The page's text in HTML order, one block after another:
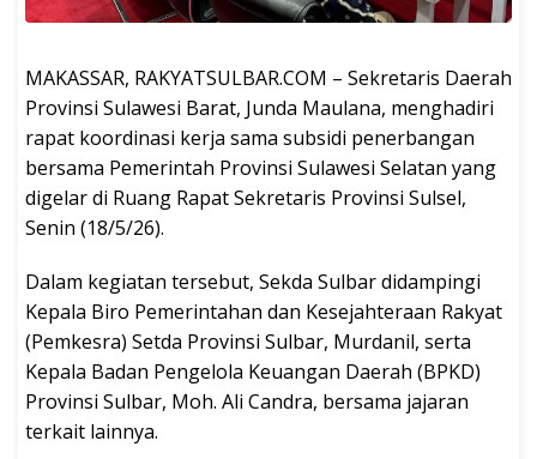
MAKASSAR, RAKYATSULBAR.COM – Sekretaris Daerah
Provinsi Sulawesi Barat, Junda Maulana, menghadiri
rapat koordinasi kerja sama subsidi penerbangan
bersama Pemerintah Provinsi Sulawesi Selatan yang
digelar di Ruang Rapat Sekretaris Provinsi Sulsel,
Senin (18/5/26).
Dalam kegiatan tersebut, Sekda Sulbar didampingi
Kepala Biro Pemerintahan dan Kesejahteraan Rakyat
(Pemkesra) Setda Provinsi Sulbar, Murdanil, serta
Kepala Badan Pengelola Keuangan Daerah (BPKD)
Provinsi Sulbar, Moh. Ali Candra, bersama jajaran
terkait lainnya.